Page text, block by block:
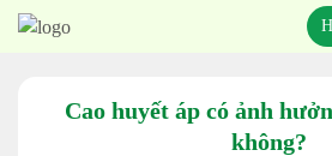
Cao huyết áp có ảnh
không?